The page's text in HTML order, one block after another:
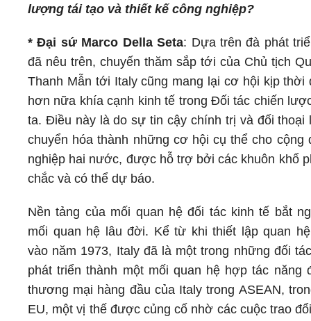
lượng tái tạo và thiết kế công nghiệp?
* Đại sứ Marco Della Seta: Dựa trên đà phát
đã nêu trên, chuyến thăm sắp tới của Chủ tịch
Thanh Mẫn tới Italy cũng mang lại cơ hội kịp thời
hơn nữa khía cạnh kinh tế trong Đối tác chiến
ta. Điều này là do sự tin cậy chính trị và đối thoại
chuyển hóa thành những cơ hội cụ thể cho cộng
nghiệp hai nước, được hỗ trợ bởi các khuôn khổ
chắc và có thể dự báo.
Nền tảng của mối quan hệ đối tác kinh tế bắt
mối quan hệ lâu đời. Kể từ khi thiết lập quan
vào năm 1973, Italy đã là một trong những đối
phát triển thành một mối quan hệ hợp tác
thương mại hàng đầu của Italy trong ASEAN,
EU, một vị thế được củng cố nhờ các cuộc trao